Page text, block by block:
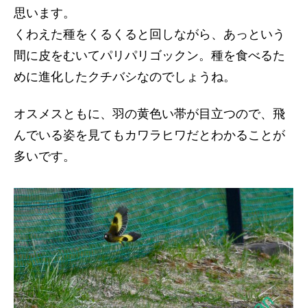
思います。
くわえた種をくるくると回しながら、あっという
間に皮をむいてパリパリゴックン。種を食べるた
めに進化したクチバシなのでしょうね。
オスメスともに、羽の黄色い帯が目立つので、飛
んでいる姿を見てもカワラヒワだとわかることが
多いです。